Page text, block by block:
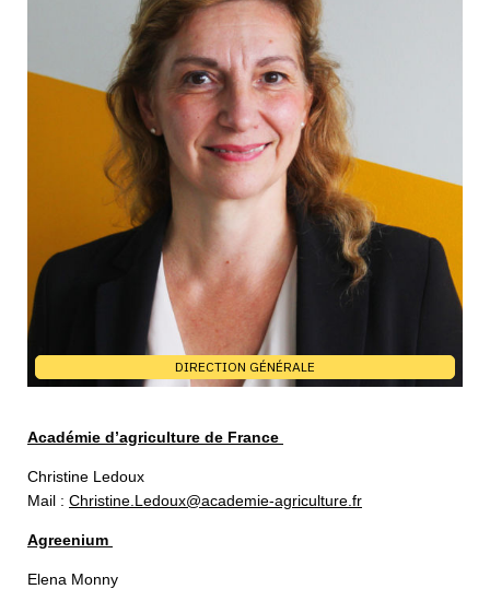
DIRECTION GÉNÉRALE
Académie d’agriculture de France
Christine Ledoux
Mail : Christine.Ledoux@academie-agriculture.fr
Agreenium
Elena Monny